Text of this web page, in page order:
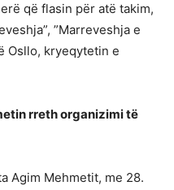
që flasin për atë takim,
”Marreveshja e
Osllo, kryeqytetin e
rreth organizimi të
Agim Mehmetit, me 28.